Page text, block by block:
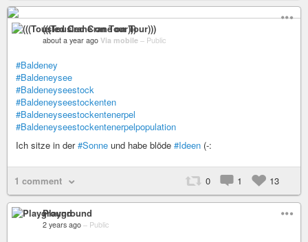
(((Tousled Crane on Tour)))
about a year ago Via mobile – Public
#Baldeney
#Baldeneysee
#Baldeneyseestock
#Baldeneyseestockenten
#Baldeneyseestockentenerpel
#Baldeneyseestockentenerpelpopulation
Ich sitze in der#Sonne und habe blöde #Ideen (-:
1 comment 0 1 13
Playground
2 years ago – Public